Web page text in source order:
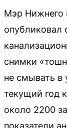
Мэр Нижнего
опубликовал
снимки
не смывать в
текущий год
около 2200
показатели